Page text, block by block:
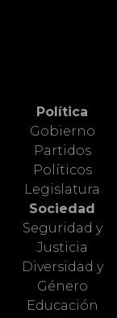
Política
Gobierno
Partidos
Políticos
Legislatura
Sociedad
Seguridad y
Justicia
Diversidad y
Género
Educación